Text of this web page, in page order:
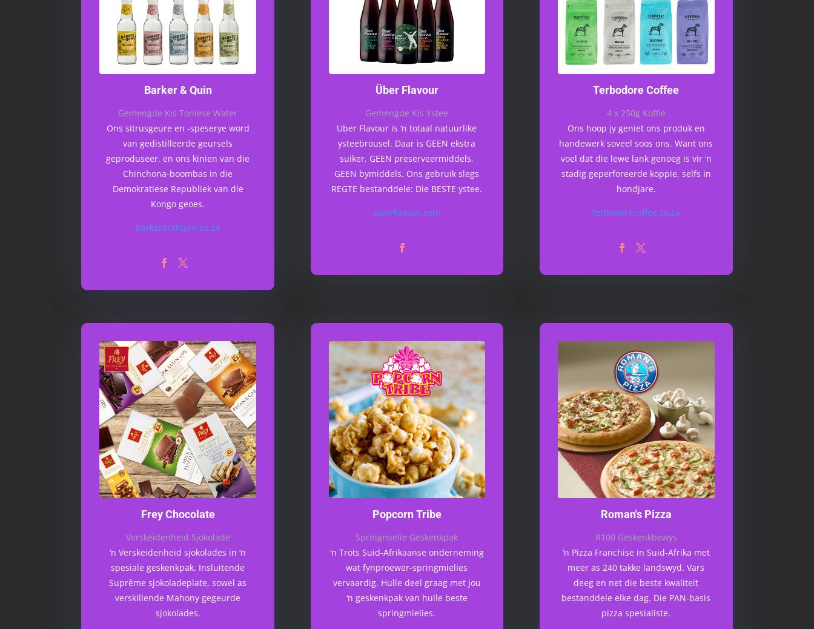
Barker & Quin
Gemengde Kis Toniese Water
Ons sitrusgeure en -speserye word
van gedistilleerde geursels
geproduseer, en ons kinien van die
Chinchona-boombas in die
Demokratiese Republiek van die
Kongo geoes.
barkerandquin.co.za
Über Flavour
Gemengde Kis Ystee
Uber Flavour is ‘n totaal natuurlike
ysteebrousel. Daar is GEEN ekstra
suiker, GEEN preserveermiddels,
GEEN bymiddels. Ons gebruik slegs
REGTE bestanddele: Die BESTE ystee.
uberflavour.com
Terbodore Coffee
4 x 250g Koffie
Ons hoop jy geniet ons produk en
handewerk soveel soos ons. Want ons
voel dat die lewe lank genoeg is vir ‘n
stadig geperforeerde koppie, selfs in
hondjare.
terbodorecoffee.co.za
Frey Chocolate
Verskeidenheid Sjokolade
‘n Verskeidenheid sjokolades in ‘n
spesiale geskenkpak. Insluitende
Suprême sjokoladeplate, sowel as
verskillende Mahony gegeurde
sjokolades.
Popcorn Tribe
Springmielie Geskenkpak
‘n Trots Suid-Afrikaanse onderneming
wat fynproewer-springmielies
vervaardig. Hulle deel graag met jou
‘n geskenkpak van hulle beste
springmielies.
Roman's Pizza
R100 Geskenkbewys
‘n Pizza Franchise in Suid-Afrika met
meer as 240 takke landswyd. Vars
deeg en net die beste kwaliteit
bestanddele elke dag. Die PAN-basis
pizza spesialiste.